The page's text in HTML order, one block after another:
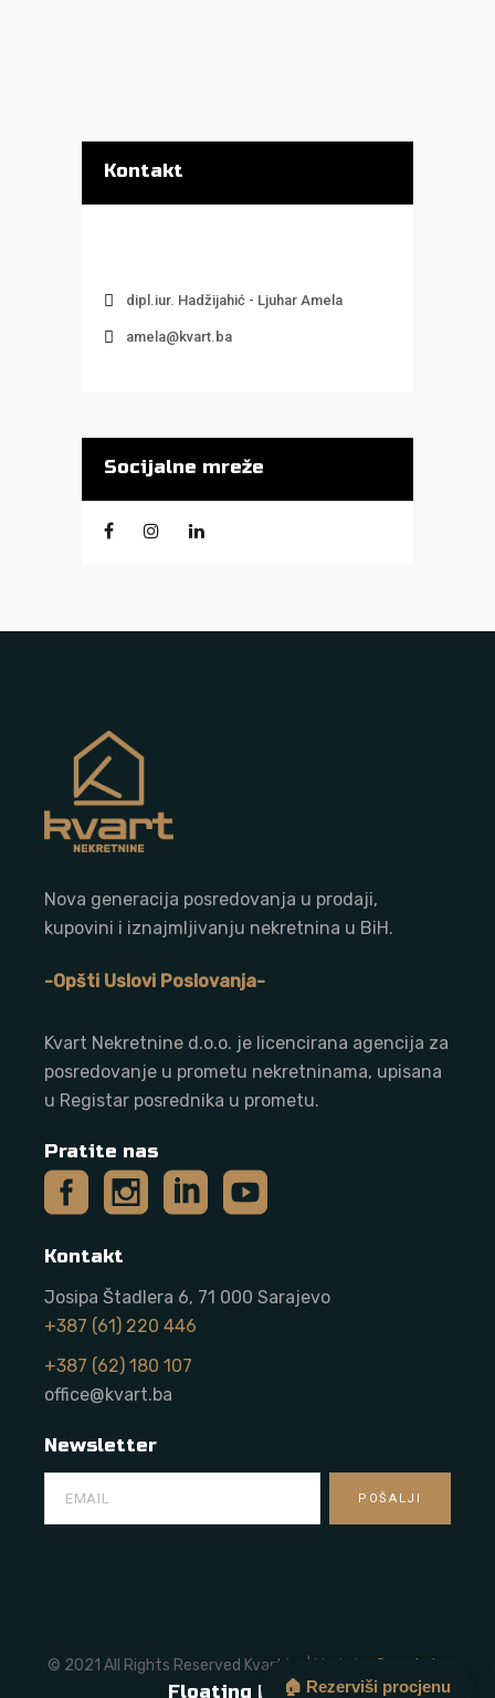
Kontakt
dipl.iur. Hadžijahić - Ljuhar Amela
amela@kvart.ba
Socijalne mreže
Nova generacija posredovanja u prodaji,
kupovini i iznajmljivanju nekretnina u BiH.
-Opšti Uslovi Poslovanja-
Kvart Nekretnine d.o.o. je licencirana agencija za
posredovanje u prometu nekretninama, upisana
u Registar posrednika u prometu.
Pratite nas
Kontakt
Josipa Štadlera 6, 71 000 Sarajevo
+387 (61) 220 446
+387 (62) 180 107
office@kvart.ba
Newsletter
© 2021 All Rights Reserved Kvart.ba | Made by Onze Labs
Floating Button🏠 Rezerviši procjenu